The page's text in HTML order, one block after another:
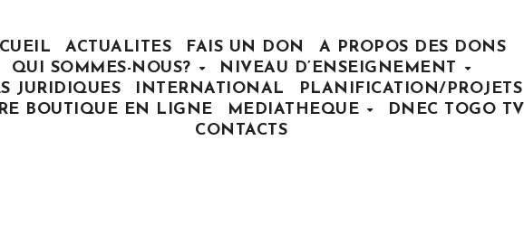
ACTUALITES FAIS UN DON
A PROPOS DES DONS
QUI SOMMES-NOUS?
NIVEAU D’ENSEIGNEMENT
JURIDIQUES
INTERNATIONAL
PLANIFICATION/PROJETS
BOUTIQUE EN LIGNE
MEDIATHEQUE
DNEC TOGO TV
CONTACTS